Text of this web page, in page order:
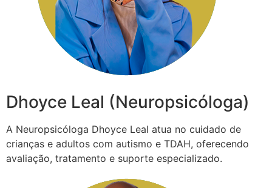
Dhoyce Leal (Neuropsicóloga)
A Neuropsicóloga Dhoyce Leal atua no cuidado de
crianças e adultos com autismo e TDAH, oferecendo
avaliação, tratamento e suporte especializado.